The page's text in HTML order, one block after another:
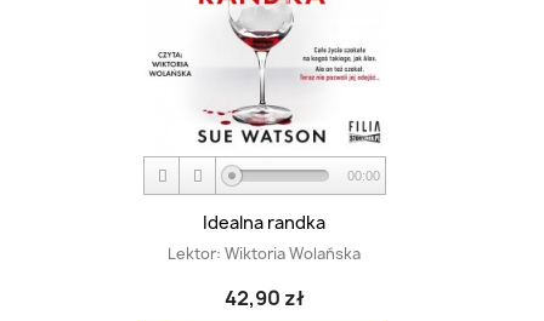
00:00
Idealna randka
Lektor: Wiktoria Wolańska
42,90 zł